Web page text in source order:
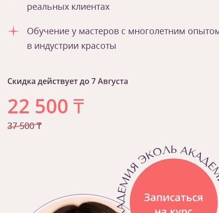
реальных клиентах
Обучение у мастеров с многолетним
в индустрии красоты
Скидка действует до 7 Августа
22 500 ₸
37 500 ₸